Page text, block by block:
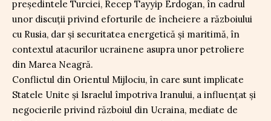
președintele Turciei, Recep Tayyip Erdogan, în cadrul
unor discuții privind eforturile de încheiere a războiului
cu Rusia, dar și securitatea energetică și maritimă, în
contextul atacurilor ucrainene asupra unor petroliere
din Marea Neagră.
Conflictul din Orientul Mijlociu, în care sunt implicate
Statele Unite și Israelul împotriva Iranului, a influențat și
negocierile privind războiul din Ucraina, mediate de